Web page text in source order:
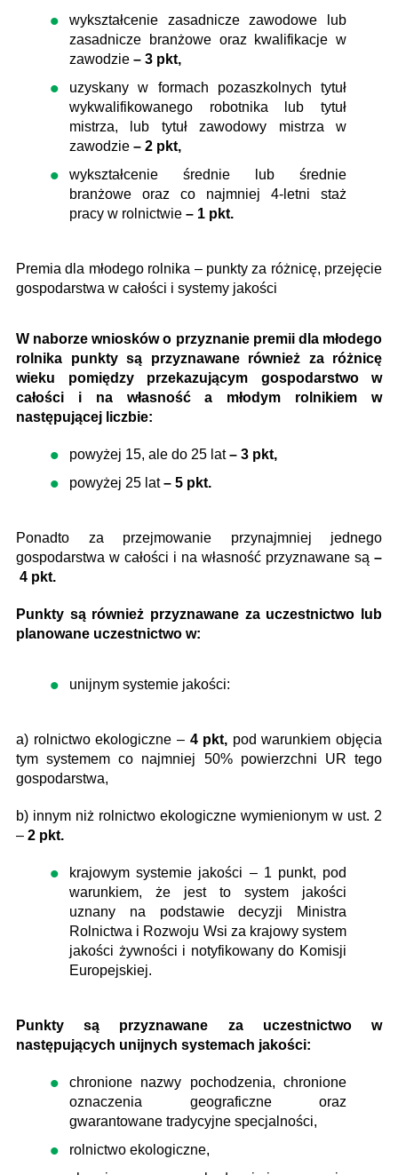
wykształcenie zasadnicze zawodowe lub
zasadnicze branżowe oraz kwalifikacje w
zawodzie – 3 pkt,
uzyskany w formach pozaszkolnych tytuł
wykwalifikowanego robotnika lub tytuł
mistrza, lub tytuł zawodowy mistrza w
zawodzie – 2 pkt,
wykształcenie średnie lub średnie
branżowe oraz co najmniej 4-letni staż
pracy w rolnictwie – 1 pkt.
Premia dla młodego rolnika – punkty za różnicę, przejęcie
gospodarstwa w całości i systemy jakości
W naborze wniosków o przyznanie premii dla młodego
rolnika punkty są przyznawane również za różnicę
wieku pomiędzy przekazującym gospodarstwo w
całości i na własność a młodym rolnikiem w
następującej liczbie:
powyżej 15, ale do 25 lat– 3 pkt,
powyżej 25 lat– 5 pkt.
Ponadto za przejmowanie przynajmniej jednego
gospodarstwa w całości i na własność przyznawane są –
4 pkt.
Punkty są również przyznawane za uczestnictwo lub
planowane uczestnictwo w:
unijnym systemie jakości:
a) rolnictwo ekologiczne – 4 pkt, pod warunkiem objęcia
tym systemem co najmniej 50% powierzchni UR tego
gospodarstwa,
b) innym niż rolnictwo ekologiczne wymienionym w ust. 2
– 2 pkt.
krajowym systemie jakości – 1 punkt, pod
warunkiem, że jest to system jakości
uznany na podstawie decyzji Ministra
Rolnictwa i Rozwoju Wsi za krajowy system
jakości żywności i notyfikowany do Komisji
Europejskiej.
Punkty są przyznawane za uczestnictwo w
następujących unijnych systemach jakości:
chronione nazwy pochodzenia, chronione
oznaczenia geograficzne oraz
gwarantowane tradycyjne specjalności,
rolnictwo ekologiczne,